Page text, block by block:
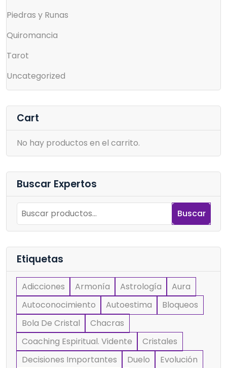
Piedras y Runas
Quiromancia
Tarot
Uncategorized
Cart
No hay productos en el carrito.
Buscar Expertos
Buscar
Etiquetas
Adicciones Armonía Astrología
Aura
Autoconocimiento
Autoestima
Bloqueos
Bola De Cristal
Chacras
Coaching Espiritual. Vidente
Cristales
Decisiones Importantes
Duelo
Evolución